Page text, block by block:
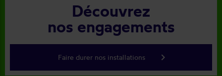
Découvrez
nos engagements
Faire durer nos installations keyboard_arrow_right